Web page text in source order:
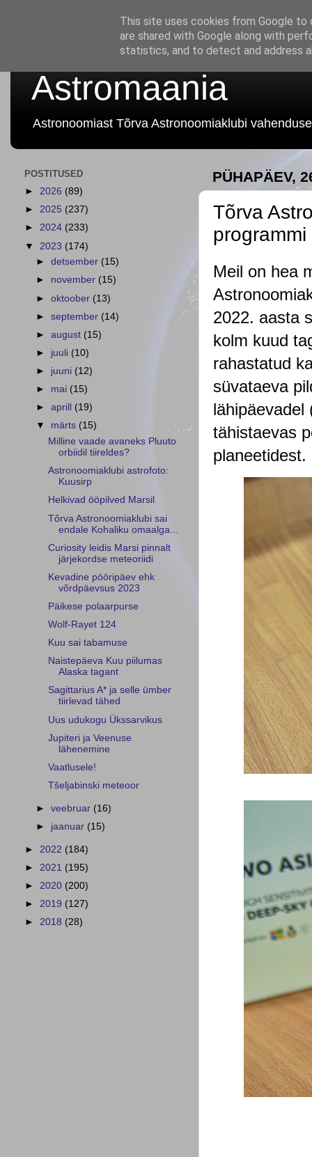
Astromaania
Astronoomiast Tõrva Astronoomiaklubi
PÜHAPÄEV,
Tõrva
Meil on hea
2022. aasta
kolm kuud
rahastatud
süvataeva
lähipäevadel
tähistaevas
planeetidest.
POSTITUSED
► 2026 (89)
► 2025 (237)
► 2024 (233)
▼ 2023 (174)
►detsember (15)
► november (15)
►oktoober (13)
►september (14)
►august (15)
► juuli (10)
► juuni (12)
► mai (15)
►aprill (19)
▼ märts (15)
Milline vaade avaneks Pluuto
orbiidil tiireldes?
Astronoomiaklubi astrofoto:
Kuusirp
Helkivad ööpilved Marsil
Tõrva Astronoomiaklubi sai
endale Kohaliku omaalga...
Curiosity leidis Marsi pinnalt
järjekordse meteoriidi
Kevadine pööripäev ehk
võrdpäevsus 2023
Päikese polaarpurse
Wolf-Rayet 124
Kuu sai tabamuse
Naistepäeva Kuu piilumas
Alaska tagant
Sagittarius A* ja selle ümber
tiirlevad tähed
Uus udukogu Ükssarvikus
Jupiteri ja Veenuse
lähenemine
Vaatlusele!
Tšeljabinski meteoor
►veebruar (16)
► jaanuar (15)
► 2022 (184)
► 2021 (195)
► 2020 (200)
► 2019 (127)
► 2018 (28)
This site uses cookies from Google to
are shared with Google along with
statistics, and to detect and address